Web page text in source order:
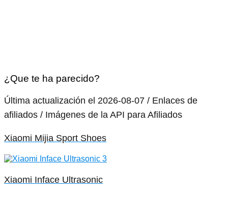
¿Que te ha parecido?
Última actualización el 2026-08-07 / Enlaces de
afiliados / Imágenes de la API para Afiliados
Xiaomi Mijia Sport Shoes
Xiaomi Inface Ultrasonic